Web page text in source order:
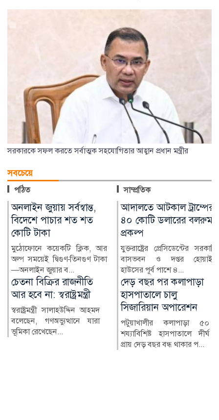
সরকারকে সফল করতে সর্বাত্মক সহযোগিতার আহ্বান প্রধান মন্ত্রীর
সবচেয়ে
পঠিত সাম্প্রতিক
আদালতে আটকাল ট্রাম্পের
৪০ কোটি ডলারের বলরুম
প্রকল্প
যুক্তরাষ্ট্রের প্রেসিডেন্টের সরকারি
বাসভবন ও দপ্তর হোয়াইট
হাউসের পূর্ব পাশে ৪...
শেখ হাসিনা দেশে ফিরে
আইনি পথে হাটবেন: আইন
মন্ত্রী
আইন, বিচার ও সংসদবিষয়কমন্ত্রী
মো. আসাদুজ্জামান বলেছেন, শেখ
হাসিনা বলেছেন, তিন...
দেড় বছর পর কলাপাড়া
হাসপাতালে চালু
সিজারিয়ান অপারেশন
পটুয়াখালীর কলাপাড়া ৫০
শয্যাবিশিষ্ট হাসপাতালে দীর্ঘ
ঝুঁকিপূর্ণ ভবনেই চলছে
আইন কলেজ
বাংলাদেশের প্রথম সারির আইন
কলেজগুলোর অন্যতম
নারায়ণগঞ্জ আইন কলেজ।
তৎকালীন পূর্...